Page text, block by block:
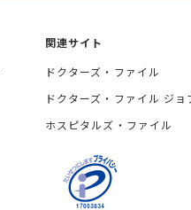
関連サイト
ドクターズ・ファイル
ドクターズ・ファイル ジョ
ホスピタルズ・ファイル